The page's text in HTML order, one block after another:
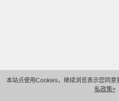
本站点使用Cookies，继续浏览表示您同意
私政策>